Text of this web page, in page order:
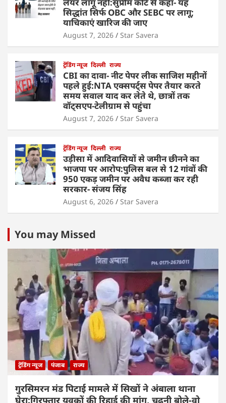
लेयर लागू नहीं:सुप्रीम कोर्ट से कहा- यह
सिद्धांत सिर्फ OBC और SEBC पर लागू;
याचिकाएं खारिज की जाए
August 7, 2026 Star Savera
ट्रेंडिंग न्यूज दिल्ली राज्य
CBI का दावा- नीट पेपर लीक साजिश महीनों
पहले हुई:NTA एक्सपर्ट्स पेपर तैयार करते
समय सवाल याद कर लेते थे, छात्रों तक
वॉट्सएप-टेलीग्राम से पहुंचा
August 7, 2026 Star Savera
ट्रेंडिंग न्यूज दिल्ली राज्य
उड़ीसा में आदिवासियों से जमीन छीनने का
भाजपा पर आरोप:पुलिस बल से 12 गांवों की
950 एकड़ जमीन पर अवैध कब्जा कर रही
सरकार- संजय सिंह
August 6, 2026 Star Savera
You may Missed
ट्रेंडिंग न्यूज पंजाब राज्य
गुरसिमरन मंड पिटाई मामले में सिखों ने अंबाला थाना
घेरा:गिरफ्तार युवकों की रिहाई की मांग, चढ़ूनी बोले-वो